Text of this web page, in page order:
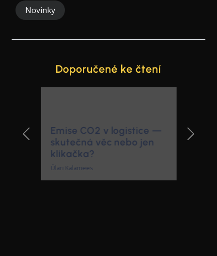
Novinky
Doporučené ke čtení
skutečná věc nebo jen
klikačka?
Ülari Kalamees
Previous Slide Next